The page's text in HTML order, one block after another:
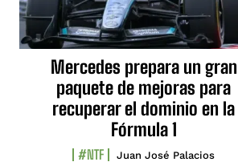
Mercedes prepara un gran
paquete de mejoras para
recuperar el dominio en la
Fórmula 1
#NTF Juan José Palacios